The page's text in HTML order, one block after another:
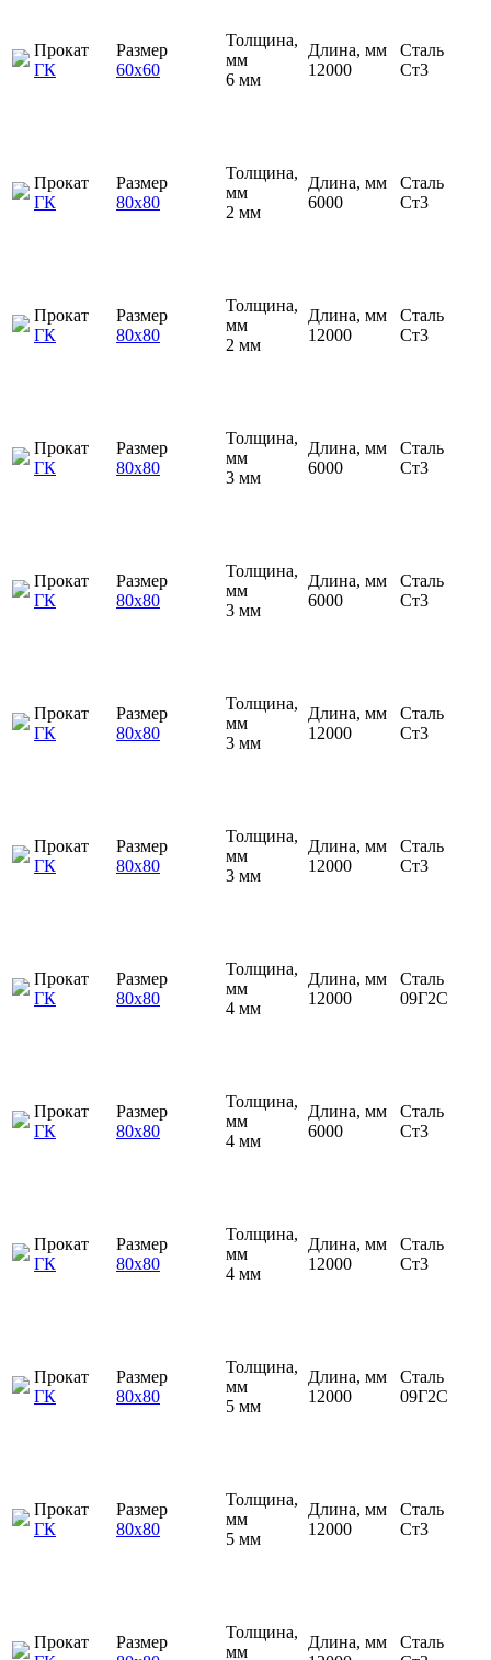
Прокат
ГК
Размер
60х60
Толщина,
мм
6 мм
Длина, мм
12000
Сталь
Ст3
Прокат
ГК
Размер
80х80
Толщина,
мм
2 мм
Длина, мм
6000
Сталь
Ст3
Прокат
ГК
Размер
80х80
Толщина,
мм
2 мм
Длина, мм
12000
Сталь
Ст3
Прокат
ГК
Размер
80х80
Толщина,
мм
3 мм
Длина, мм
6000
Сталь
Ст3
Прокат
ГК
Размер
80х80
Толщина,
мм
3 мм
Длина, мм
6000
Сталь
Ст3
Прокат
ГК
Размер
80х80
Толщина,
мм
3 мм
Длина, мм
12000
Сталь
Ст3
Прокат
ГК
Размер
80х80
Толщина,
мм
3 мм
Длина, мм
12000
Сталь
Ст3
Прокат
ГК
Размер
80х80
Толщина,
мм
4 мм
Длина, мм
12000
Сталь
09Г2С
Прокат
ГК
Размер
80х80
Толщина,
мм
4 мм
Длина, мм
6000
Сталь
Ст3
Прокат
ГК
Размер
80х80
Толщина,
мм
4 мм
Длина, мм
12000
Сталь
Ст3
Прокат
ГК
Размер
80х80
Толщина,
мм
5 мм
Длина, мм
12000
Сталь
09Г2С
Прокат
ГК
Размер
80х80
Толщина,
мм
5 мм
Длина, мм
12000
Сталь
Ст3
Прокат
Размер
Толщина,
мм
Длина, мм
Сталь